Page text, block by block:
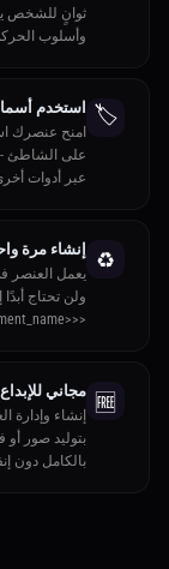
ثوانٍ للشخص
وأسلوب
🏷️ استخدم
امنح عنصرك
عبر أدوات
♻️ إنشاء مرة
ولن تحتاج
<<<element_name>>> في أي مطالبة لتضمينها.
🆓 مجاني للإبداع
إنشاء وإدارة
بتوليد صور
بالكامل دون